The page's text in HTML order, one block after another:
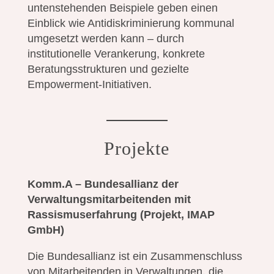
untenstehenden Beispiele geben einen
Einblick wie Antidiskriminierung kommunal
umgesetzt werden kann – durch
institutionelle Verankerung, konkrete
Beratungsstrukturen und gezielte
Empowerment-Initiativen.
Projekte
Komm.A – Bundesallianz der
Verwaltungsmitarbeitenden mit
Rassismuserfahrung (Projekt, IMAP
GmbH)
Die Bundesallianz ist ein Zusammenschluss